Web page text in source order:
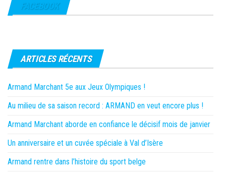
FACEBOOK
ARTICLES RÉCENTS
Armand Marchant 5e aux Jeux Olympiques !
Au milieu de sa saison record : ARMAND en veut encore plus !
Armand Marchant aborde en confiance le décisif mois de janvier
Un anniversaire et un cuvée spéciale à Val d’Isère
Armand rentre dans l’histoire du sport belge